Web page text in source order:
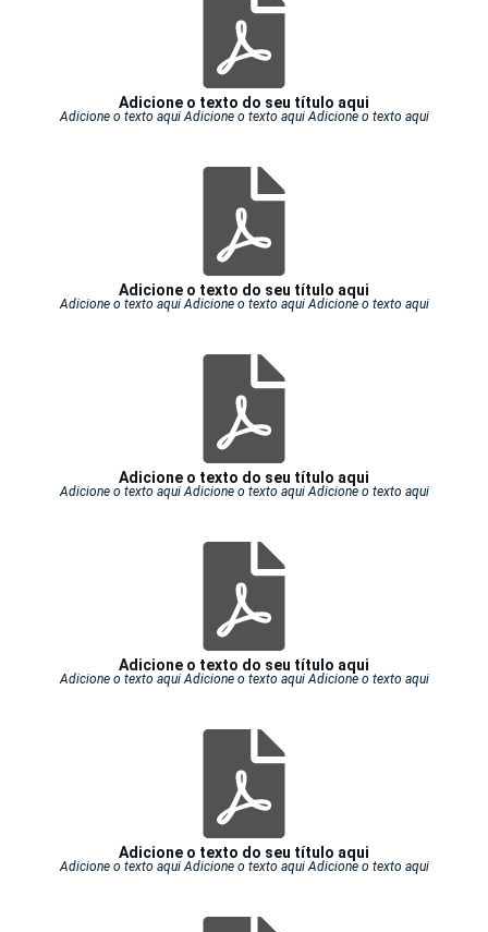
Adicione o texto do seu título aqui
Adicione o texto aqui Adicione o texto aqui Adicione o texto aqui
Adicione o texto do seu título aqui
Adicione o texto aqui Adicione o texto aqui Adicione o texto aqui
Adicione o texto do seu título aqui
Adicione o texto aqui Adicione o texto aqui Adicione o texto aqui
Adicione o texto do seu título aqui
Adicione o texto aqui Adicione o texto aqui Adicione o texto aqui
Adicione o texto do seu título aqui
Adicione o texto aqui Adicione o texto aqui Adicione o texto aqui